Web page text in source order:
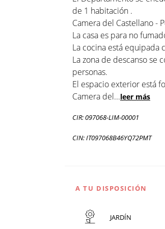
de 1 habitación .
Camera del Castellano -
La casa es para no
La cocina está equipada
La zona de descanso se
personas.
El espacio exterior está
Camera del...leer más
CIR: 097068-LIM-00001
CIN: IT097068B46YQ72PMT
A TU DISPOSICIÓN
JARDÍN